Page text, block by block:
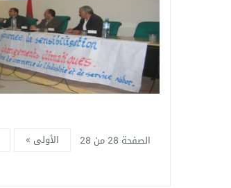
الصفحة 28 من 28 الأولى »